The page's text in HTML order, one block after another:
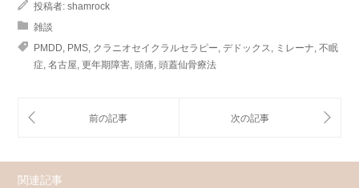
投稿者: shamrock
雑談
PMDD, PMS, クラニオセイクラルセラピー, デドックス, ミレーナ, 不眠
症, 名古屋, 更年期障害, 頭痛, 頭蓋仙骨療法
関連記事